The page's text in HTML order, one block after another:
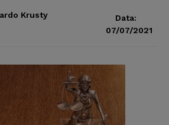
Krusty
Data:
07/07/2021